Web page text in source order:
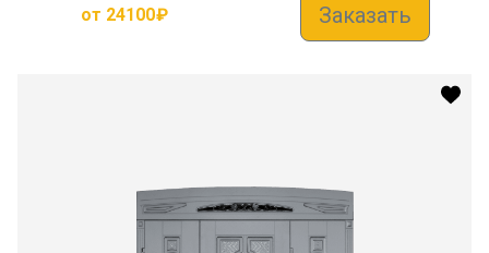
от 24100₽ Заказать